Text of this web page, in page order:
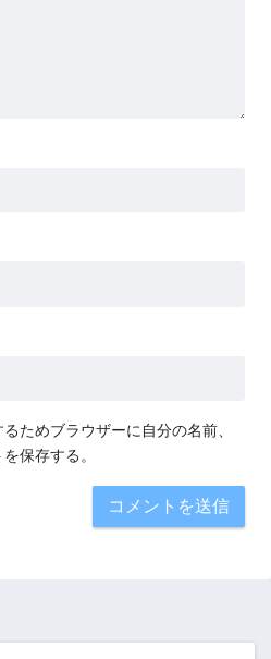
ためブラウザーに自分の名前、
保存する。